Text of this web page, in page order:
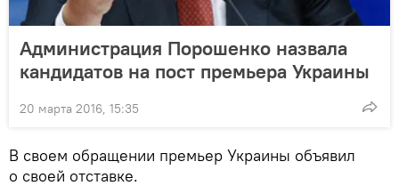
Администрация Порошенко назвала
кандидатов на пост премьера Украины
20 марта 2016, 15:35
В своем обращении премьер Украины объявил
о своей отставке.